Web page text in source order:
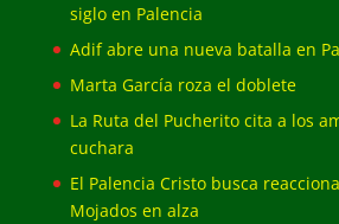
siglo en Palencia
Adif abre una nueva batalla en
Marta García roza el doblete
La Ruta del Pucherito cita a los
cuchara
El Palencia Cristo busca
Mojados en alza